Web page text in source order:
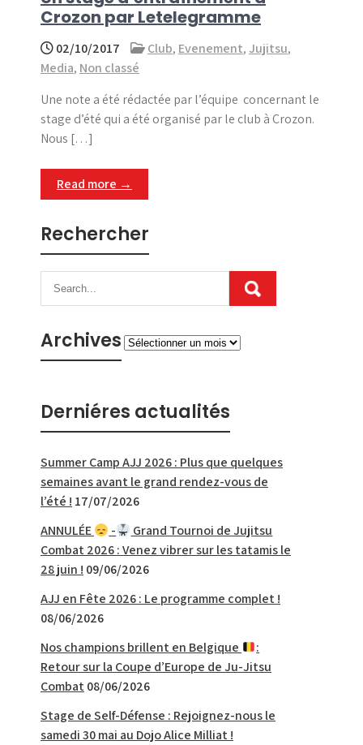
Crozon par Letelegramme
02/10/2017 Club, Evenement, Jujitsu,
Media, Non classé
Une note a été rédactée par l’équipe concernant le
stage d’été qui a été organisé par le club à Crozon.
Nous […]
Read more →
Rechercher
ArchivesArchives
Derniéres actualités
Summer Camp AJJ 2026 : Plus que quelques
semaines avant le grand rendez-vous de
l’été ! 17/07/2026
ANNULÉE
-
Grand Tournoi de Jujitsu
Combat 2026 : Venez vibrer sur les tatamis le
28 juin ! 09/06/2026
AJJ en Fête 2026 : Le programme complet !
08/06/2026
Nos champions brillent en Belgique
:
Retour sur la Coupe d’Europe de Ju-Jitsu
Combat 08/06/2026
Stage de Self-Défense : Rejoignez-nous le
samedi 30 mai au Dojo Alice Milliat !